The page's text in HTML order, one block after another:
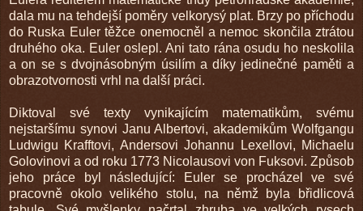
dala mu na tehdejší poměry velkorysý plat. Brzy po příchodu
do Ruska Euler těžce onemocněl a nemoc skončila ztrátou
druhého oka. Euler oslepl. Ani tato rána osudu ho neskolila
a on se s dvojnásobným úsilím a díky jedinečné paměti a
obrazotvornosti vrhl na další práci.
Diktoval své texty vynikajícím matematikům, svému
nejstaršímu synovi Janu Albertovi, akademikům Wolfgangu
Ludwigu Krafftovi, Andersovi Johannu Lexellovi, Michaelu
Golovinovi a od roku 1773 Nicolausovi von Fuksovi. Způsob
jeho práce byl následující: Euler se procházel ve své
pracovně okolo velikého stolu, na němž byla břidlicová